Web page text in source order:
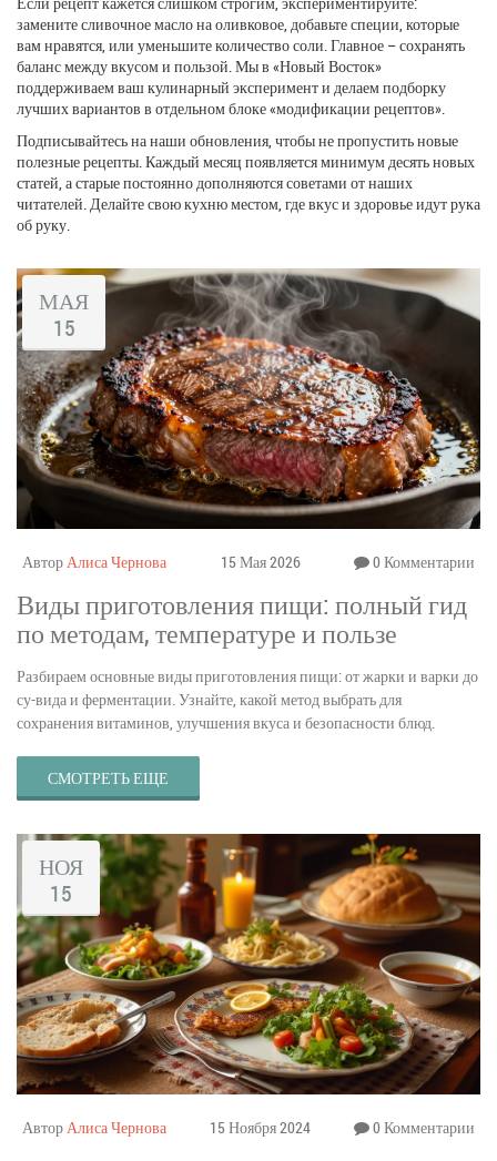
замените сливочное масло на оливковое, добавьте специи, которые
вам нравятся, или уменьшите количество соли. Главное – сохранять
баланс между вкусом и пользой. Мы в «Новый Восток»
поддерживаем ваш кулинарный эксперимент и делаем подборку
лучших вариантов в отдельном блоке «модификации рецептов».
Подписывайтесь на наши обновления, чтобы не пропустить новые
полезные рецепты. Каждый месяц появляется минимум десять новых
статей, а старые постоянно дополняются советами от наших
читателей. Делайте свою кухню местом, где вкус и здоровье идут рука
об руку.
МАЯ
15
АвторАлиса Чернова 15 Мая 2026 0 Комментарии
Виды приготовления пищи: полный гид
по методам, температуре и пользе
Разбираем основные виды приготовления пищи: от жарки и варки до
су-вида и ферментации. Узнайте, какой метод выбрать для
сохранения витаминов, улучшения вкуса и безопасности блюд.
СМОТРЕТЬ ЕЩЕ
НОЯ
15
АвторАлиса Чернова 15 Ноября 2024 0 Комментарии